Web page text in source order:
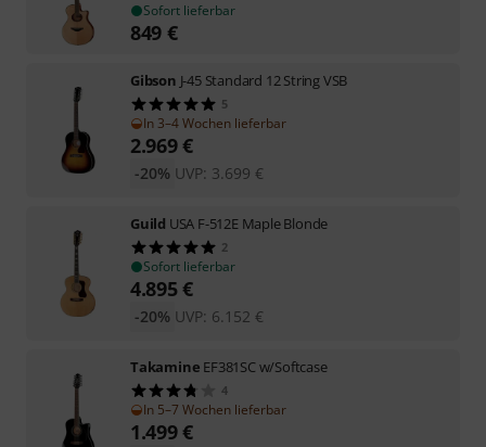
Sofort lieferbar
849 €
Gibson J-45 Standard 12 String VSB
5
In 3–4 Wochen lieferbar
2.969€
UVP: 3.699 €
-20%
Guild USA F-512E Maple Blonde
2
Sofort lieferbar
4.895€
UVP: 6.152 €
-20%
Takamine EF381SC w/Softcase
4
In 5–7 Wochen lieferbar
1.499€